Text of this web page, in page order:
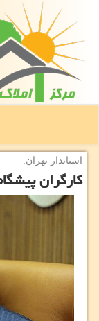
استاندار تهران:
كارگران